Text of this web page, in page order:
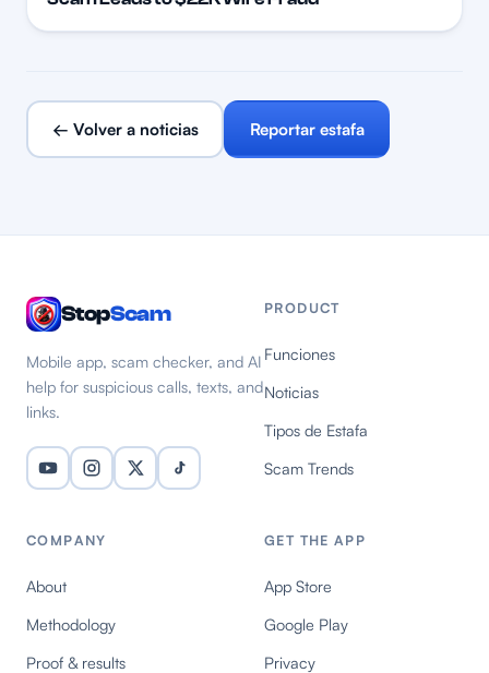
← Volver a noticias Reportar estafa
StopScam
Mobile app, scam checker, and AI
help for suspicious calls, texts, and
links.
PRODUCT
Funciones
Noticias
Tipos de Estafa
Scam Trends
COMPANY
About
Methodology
Proof & results
GET THE APP
App Store
Google Play
Privacy